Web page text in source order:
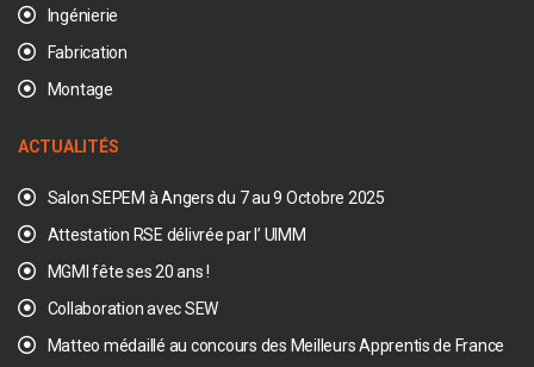
Ingénierie
Fabrication
Montage
ACTUALITÉS
Salon SEPEM à Angers du 7 au 9 Octobre 2025
Attestation RSE délivrée par l’ UIMM
MGMI fête ses 20 ans !
Collaboration avec SEW
Matteo médaillé au concours des Meilleurs Apprentis de France